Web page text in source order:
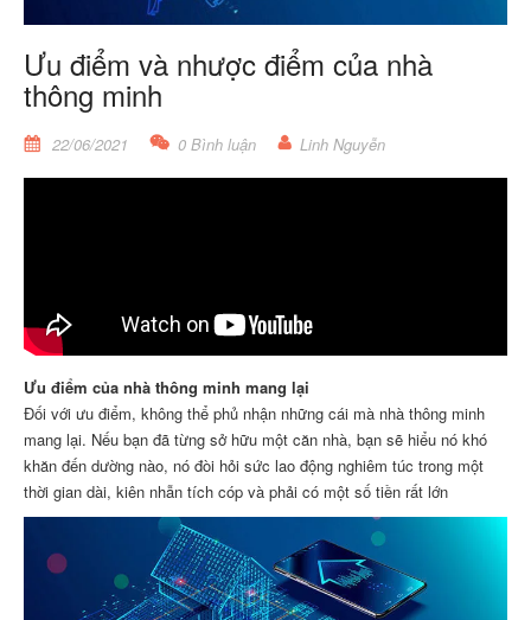
Ưu điểm và nhược điểm của nhà
thông minh
22/06/2021 0 Bình luận Linh Nguyễn
Ưu điểm của nhà thông minh mang lại
Đối với ưu điểm, không thể phủ nhận những cái mà nhà thông minh
mang lại. Nếu bạn đã từng sở hữu một căn nhà, bạn sẽ hiểu nó khó
khăn đến dường nào, nó đòi hỏi sức lao động nghiêm túc trong một
thời gian dài, kiên nhẫn tích cóp và phải có một số tiền rất lớn